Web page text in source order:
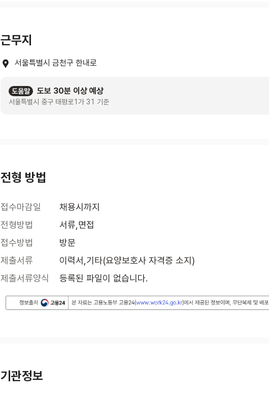
근무지
서울특별시 금천구 한내로
도움말 도보 30분 이상 예상
서울특별시 중구 태평로1가 31 기준
전형 방법
접수마감일
채용시까지
전형방법
서류,면접
접수방법
방문
제출서류
이력서,기타(요양보호사 자격증 소지)
제출서류양식
등록된 파일이 없습니다.
기관정보